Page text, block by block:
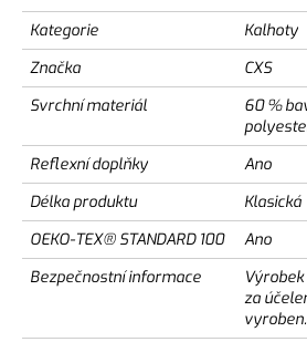
Kategorie
Kalhoty
Značka
CXS
Svrchní materiál
60 %
Reflexní doplňky
Ano
Délka produktu
Klasická
OEKO-TEX® STANDARD 100
Ano
Bezpečnostní informace
za
vyroben.